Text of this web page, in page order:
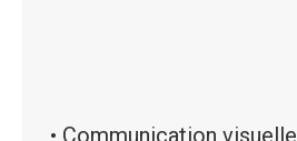
• Communication